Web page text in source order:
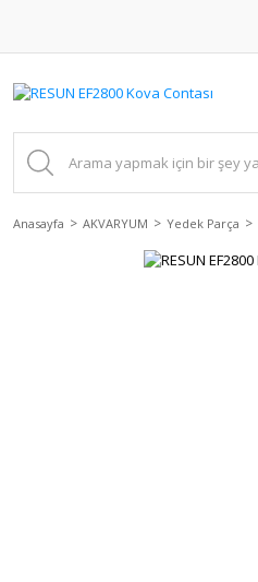
Anasayfa AKVARYUM Yedek Parça